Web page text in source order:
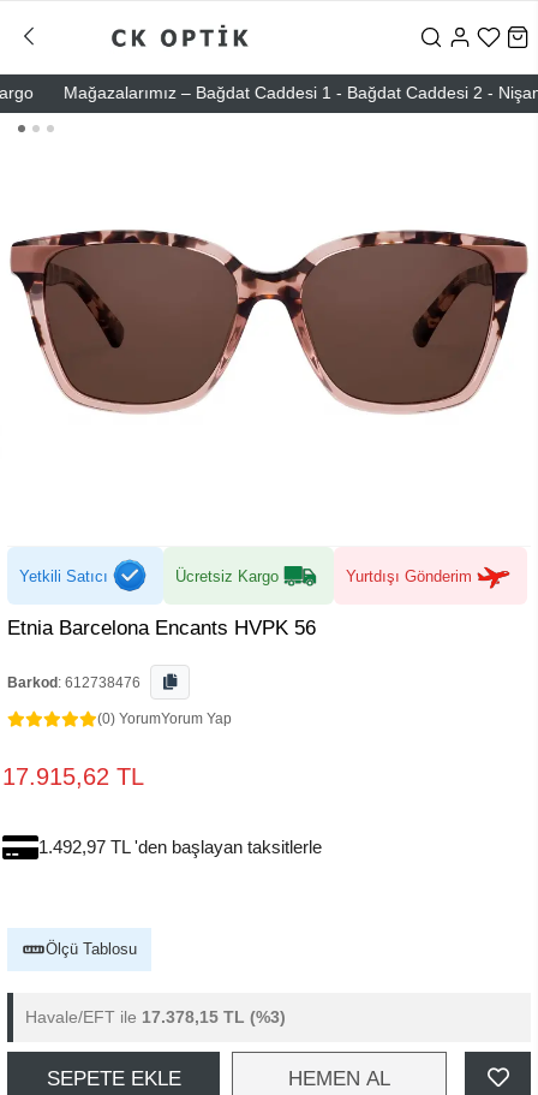
Mağazalarımız – Bağdat Caddesi 1 - Bağdat Caddesi 2 -
Yetkili Satıcı Ücretsiz Kargo Yurtdışı Gönderim
Etnia Barcelona Encants HVPK 56
Barkod : 612738476
(0) YorumYorum Yap
17.915,62 TL
1.492,97 TL 'den başlayan taksitlerle
Ölçü Tablosu
Havale/EFT ile 17.378,15 TL (%3)
SEPETE EKLE HEMEN AL